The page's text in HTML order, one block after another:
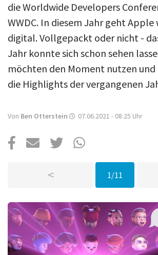
Magazine
Über uns
Podcast
Mac Life+
Anmelden
die Worldwide Developers
WWDC. In diesem Jahr geht
digital. Vollgepackt oder nicht -
Jahr konnte sich schon sehen
möchten den Moment nutzen
die Highlights der vergangenen
Von Ben Otterstein 07.06.2021 - 08:25 Uhr
< 1/11